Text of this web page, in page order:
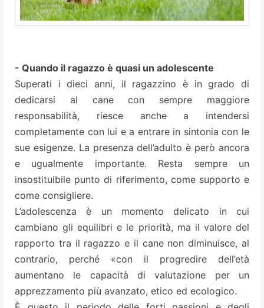
- Quando il ragazzo è quasi un adolescente
Superati i dieci anni, il ragazzino è in grado di
dedicarsi al cane con sempre maggiore
responsabilità, riesce anche a intendersi
completamente con lui e a entrare in sintonia con le
sue esigenze. La presenza dell’adulto è però ancora
e ugualmente importante. Resta sempre un
insostituibile punto di riferimento, come supporto e
come consigliere.
L’adolescenza è un momento delicato in cui
cambiano gli equilibri e le priorità, ma il valore del
rapporto tra il ragazzo e il cane non diminuisce, al
contrario, perché «con il progredire dell’età
aumentano le capacità di valutazione per un
apprezzamento più avanzato, etico ed ecologico.